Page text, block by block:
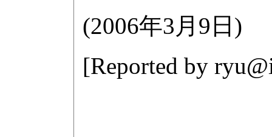
(2006年3月9日 )
[Reported by